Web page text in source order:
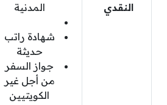
النقدي
المدنية
شهادة راتب
حديثة
جواز السفر
من أجل غير
الكويتيين